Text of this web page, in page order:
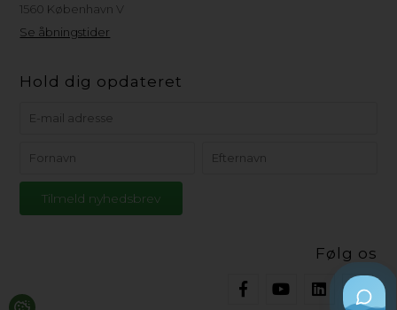
1560 København V
Se åbningstider
Hold dig opdateret
Følg os